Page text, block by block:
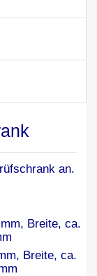
an.
Breite, ca.
Breite, ca.